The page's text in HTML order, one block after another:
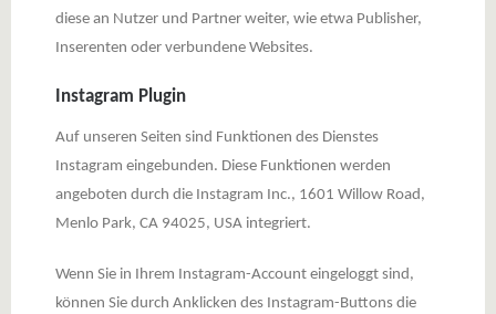
diese an Nutzer und Partner weiter, wie etwa Publisher,
Inserenten oder verbundene Websites.
Instagram Plugin
Auf unseren Seiten sind Funktionen des Dienstes
Instagram eingebunden. Diese Funktionen werden
angeboten durch die Instagram Inc., 1601 Willow Road,
Menlo Park, CA 94025, USA integriert.
Wenn Sie in Ihrem Instagram-Account eingeloggt sind,
können Sie durch Anklicken des Instagram-Buttons die